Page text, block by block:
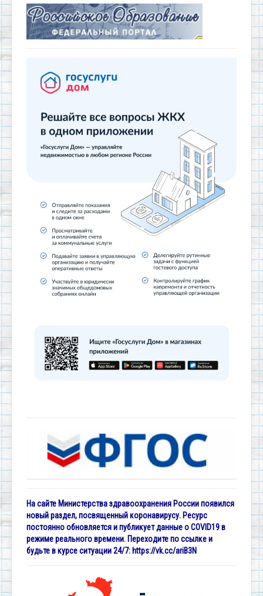
На сайте Министерства здравоохранения России появился
новый раздел, посвященный коронавирусу. Ресурс
постоянно обновляется и публикует данные о COVID19 в
режиме реального времени. Переходите по ссылке и
будьте в курсе ситуации 24/7: https://vk.cc/ariB3N